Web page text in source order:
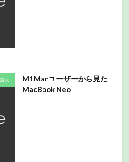
日常
M1Macユーザーから見た
MacBook Neo